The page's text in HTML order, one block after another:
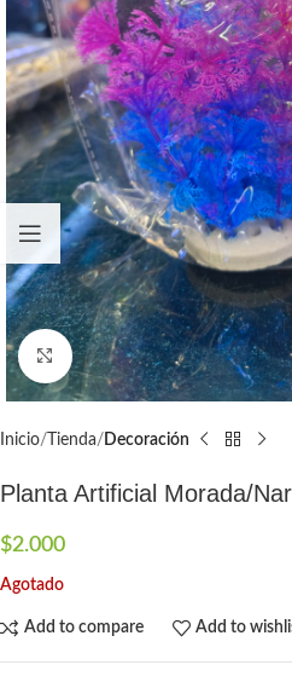
Click to enlarge
Inicio Tienda Decoración
Planta Artificial Morada/
$2.000
Agotado
Add to compare Add to